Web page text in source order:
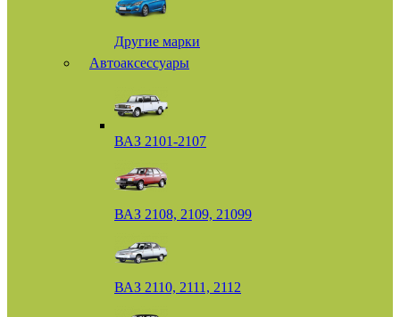
Другие марки
Автоаксессуары
ВАЗ 2101-2107
ВАЗ 2108, 2109, 21099
ВАЗ 2110, 2111, 2112